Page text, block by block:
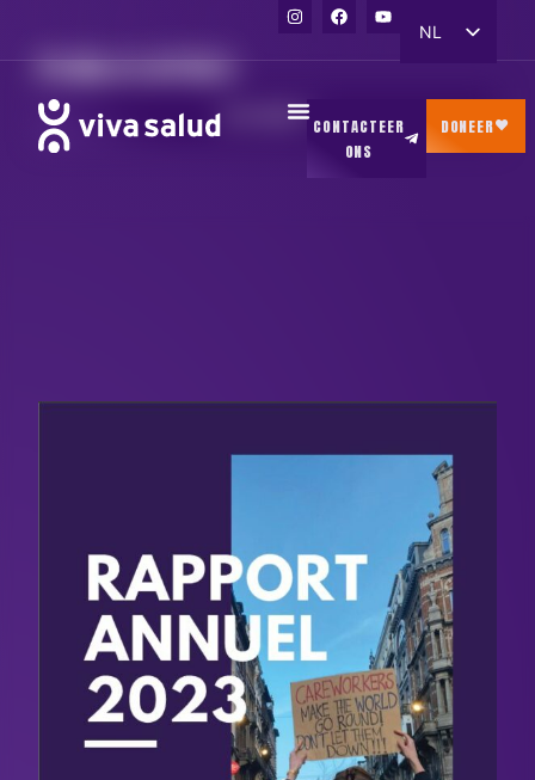
NL
CONTACTEER
ONS
DONEER
PUBLICATIES
LEES MEER